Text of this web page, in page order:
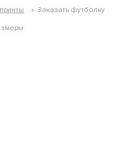
» Заказать футболку